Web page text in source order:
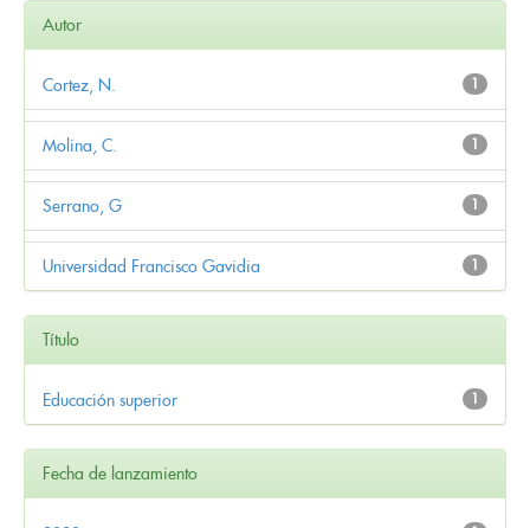
Autor
1
Cortez, N.
1
Molina, C.
1
Serrano, G
1
Universidad Francisco Gavidia
Título
1
Educación superior
Fecha de lanzamiento